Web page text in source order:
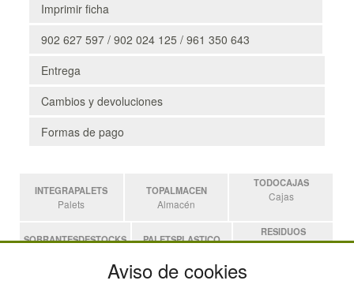
Imprimir ficha
902 627 597 / 902 024 125 / 961 350 643
Entrega
Cambios y devoluciones
Formas de pago
INTEGRAPALETS
Palets
TOPALMACEN
Almacén
TODOCAJAS
Cajas
SOBRANTESDESTOCKS PALETSPLASTICO
RESIDUOS
Residuos
Aviso de cookies